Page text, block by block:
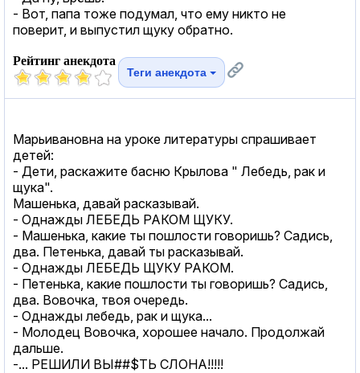
- Вот, папа тоже подумал, что ему никто не
поверит, и выпустил щуку обратно.
Рейтинг анекдота
Теги анекдота
Марьивановна на уроке литературы спрашивает
детей:
- Дети, раскажите басню Крылова " Лебедь, рак и
щука".
Машенька, давай расказывай.
- Однажды ЛЕБЕДЬ РАКОМ ЩУКУ.
- Машенька, какие ты пошлости говоришь? Садись,
два. Петенька, давай ты расказывай.
- Однажды ЛЕБЕДЬ ЩУКУ РАКОМ.
- Петенька, какие пошлости ты говоришь? Садись,
два. Вовочка, твоя очередь.
- Однажды лебедь, рак и щука...
- Молодец Вовочка, хорошее начало. Продолжай
дальше.
-... РЕШИЛИ ВЫ##$ТЬ СЛОНА!!!!!